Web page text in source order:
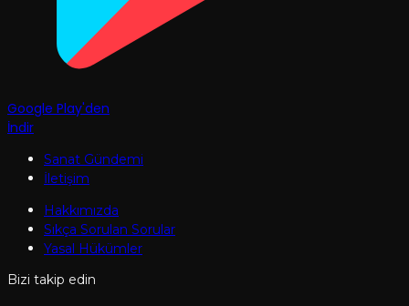
Google Play'den
İndir
Sanat Gündemi
İletişim
Hakkımızda
Sıkça Sorulan Sorular
Yasal Hükümler
Bizi takip edin